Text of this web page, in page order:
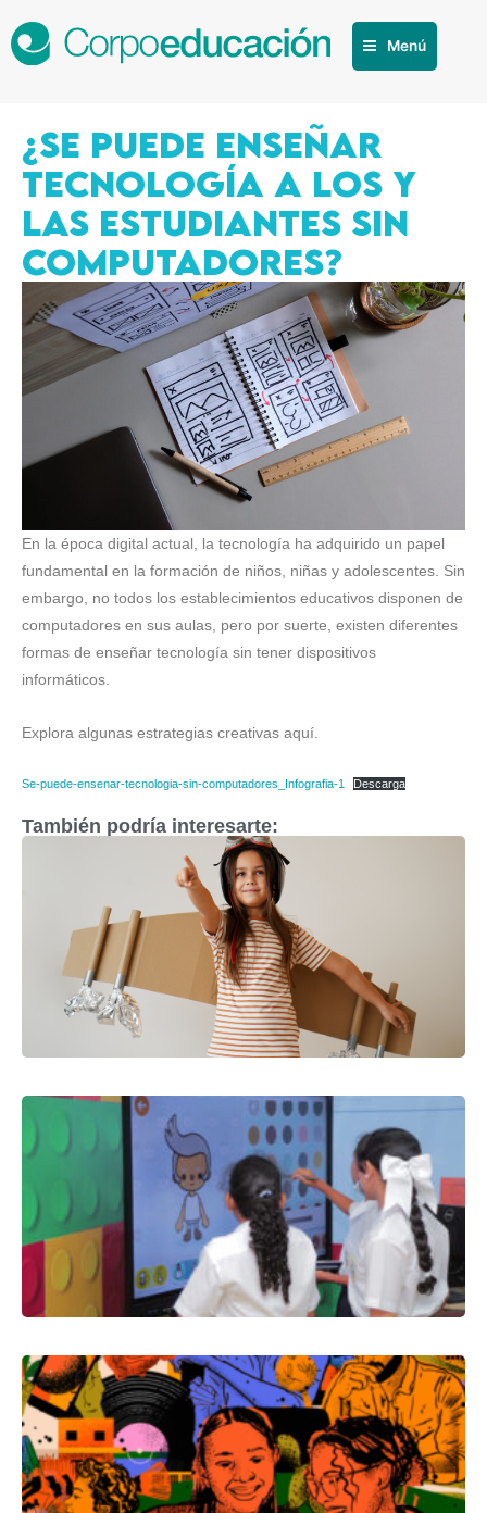
Menú
¿SE PUEDE ENSEÑAR
TECNOLOGÍA A LOS Y
LAS ESTUDIANTES SIN
COMPUTADORES?
En la época digital actual, la tecnología ha adquirido un papel
fundamental en la formación de niños, niñas y adolescentes. Sin
embargo, no todos los establecimientos educativos disponen de
computadores en sus aulas, pero por suerte, existen diferentes
formas de enseñar tecnología sin tener dispositivos
informáticos.
Explora algunas estrategias creativas aquí.
Se-puede-ensenar-tecnologia-sin-computadores_Infografia-1 Descarga
También podría interesarte: